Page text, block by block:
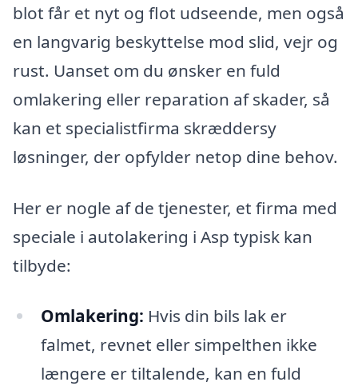
blot får et nyt og flot udseende, men også
en langvarig beskyttelse mod slid, vejr og
rust. Uanset om du ønsker en fuld
omlakering eller reparation af skader, så
kan et specialistfirma skræddersy
løsninger, der opfylder netop dine behov.
Her er nogle af de tjenester, et firma med
speciale i autolakering i Asp typisk kan
tilbyde:
Omlakering: Hvis din bils lak er
falmet, revnet eller simpelthen ikke
længere er tiltalende, kan en fuld